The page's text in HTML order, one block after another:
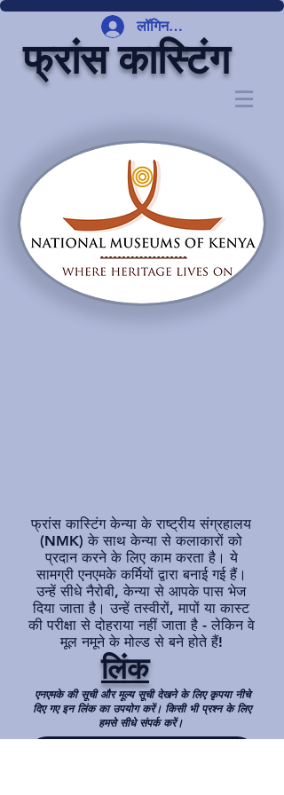
लॉगिन करें
फ्रांस कास्टिंग
फ्रांस कास्टिंग केन्या के राष्ट्रीय संग्रहालय
(NMK) के साथ केन्या से कलाकारों को
प्रदान करने के लिए काम करता है। ये
सामग्री एनएमके कर्मियों द्वारा बनाई गई हैं।
उन्हें सीधे नैरोबी, केन्या से आपके पास भेज
दिया जाता है। उन्हें तस्वीरों, मापों या कास्ट
की परीक्षा से दोहराया नहीं जाता है - लेकिन वे
मूल नमूने के मोल्ड से बने होते हैं!
लिंक
एनएमके की सूची और मूल्य सूची देखने के लिए कृपया नीचे
दिए गए इन लिंक का उपयोग करें। किसी भी प्रश्न के लिए
हमसे सीधे संपर्क करें।